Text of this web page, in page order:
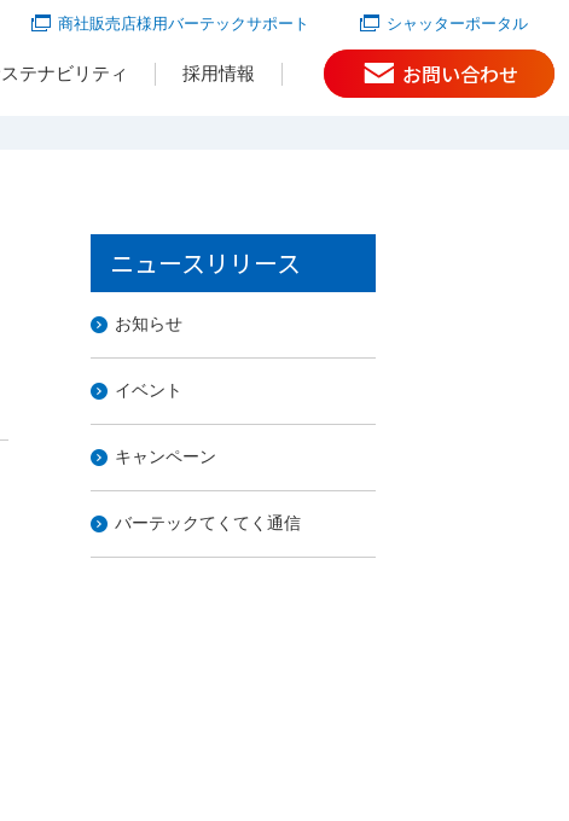
テナビリティ 採用情報 お問い合わせ
商社販売店様用バーテックサポート シャッターポータル
ニュースリリース
お知らせ
イベント
キャンペーン
バーテックてくてく通信